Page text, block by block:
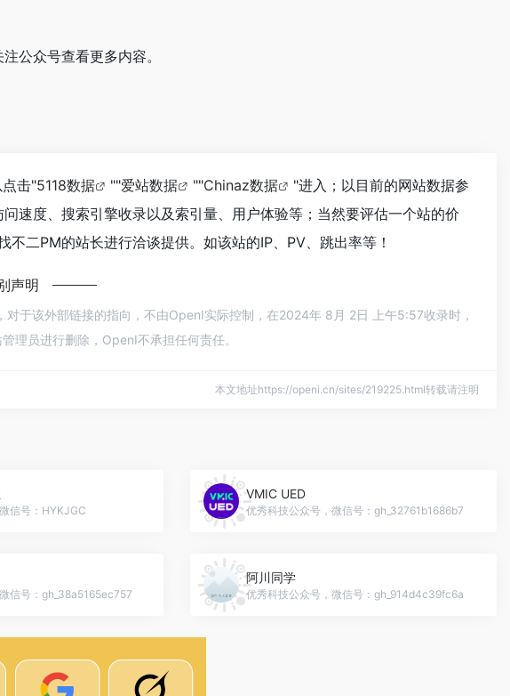
公众号查看更多内容。
击"5118数据 ""爱站数据 ""Chinaz数据
"进入；以目前的网站数据参
速度、搜索引擎收录以及索引量、用户体验等；当然要评估一个站的价
二PM的站长进行洽谈提供。如该站的IP、PV、跳出率等！
声明
于该外部链接的指向，不由OpenI实际控制，在2024年 8月 2日 上午5:57收录时，
理员进行删除，OpenI不承担任何责任。
本文地址https://openi.cn/sites/219225.html转载请注明
信号：HYKJGC
VMIC UED
优秀科技公众号，微信号：gh_32761b1686b7
信号：gh_38a5165ec757
阿川同学
优秀科技公众号，微信号：gh_914d4c39fc6a